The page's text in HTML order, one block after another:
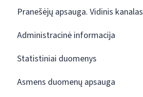
Pranešėjų apsauga. Vidinis kanalas
Administracinė informacija
Statistiniai duomenys
Asmens duomenų apsauga